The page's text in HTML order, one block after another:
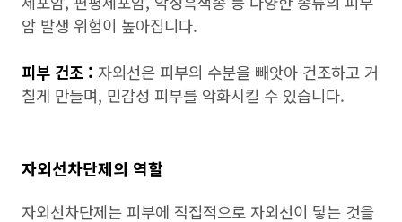
암 발생 위험이 높아집니다.
피부 건조 : 자외선은 피부의 수분을 빼앗아 건조하고 거
칠게 만들며, 민감성 피부를 악화시킬 수 있습니다.
자외선차단제의 역할
자외선차단제는 피부에 직접적으로 자외선이 닿는 것을